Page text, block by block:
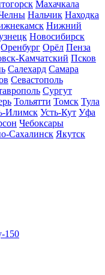
Махачкала
Нальчик Находка
Нижний
Новосибирск
Оренбург Орёл Пенза
Камчатский Псков
Салехард Самара
Севастополь
Сургут
Тольятти Томск Тула
Илимск Усть-Кут Уфа
Чебоксары
Сахалинск Якутск
150